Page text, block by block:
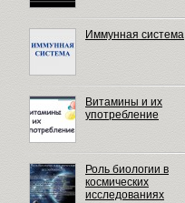
Иммунная система
Витамины и их
употребление
Роль биологии в
космических
исследованиях